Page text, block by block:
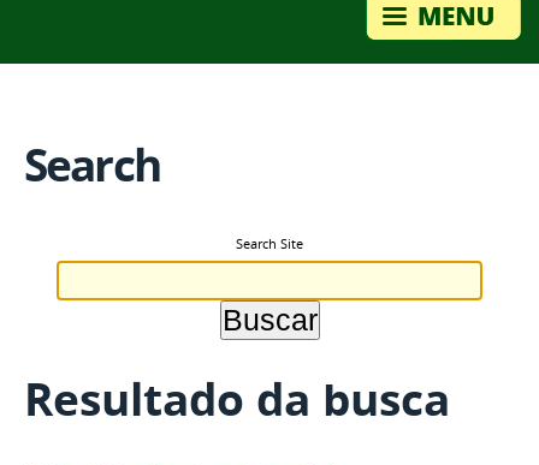
Search
Search Site
Resultado da busca